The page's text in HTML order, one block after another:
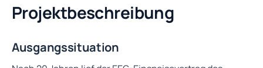
Projektbeschreibung
Ausgangssituation